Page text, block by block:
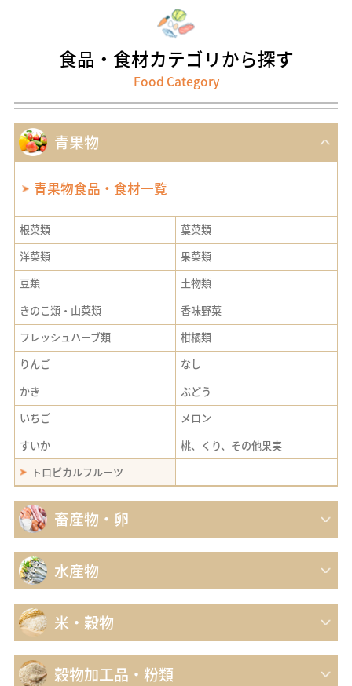
業務用通販サイトBtoB eSmart
無料会員登録
仕入れ業務 支払い
eSmartを使えば、経営が変わる。
iPhoneをご利用の方（推奨）
PCまたはAndroidでご利用の方はこちらから
SNSのフォロー
SNS公式アカウント一覧
食品・食材カテゴリから探す
Food Category
青果物
青果物食品・食材一覧
根菜類
葉菜類
洋菜類
果菜類
豆類
土物類
きのこ類・山菜類
香味野菜
フレッシュハーブ類
柑橘類
りんご
なし
かき
ぶどう
いちご
メロン
すいか
桃、くり、その他果実
トロピカルフルーツ
畜産物・卵
水産物
米・穀物
穀物加工品・粉類